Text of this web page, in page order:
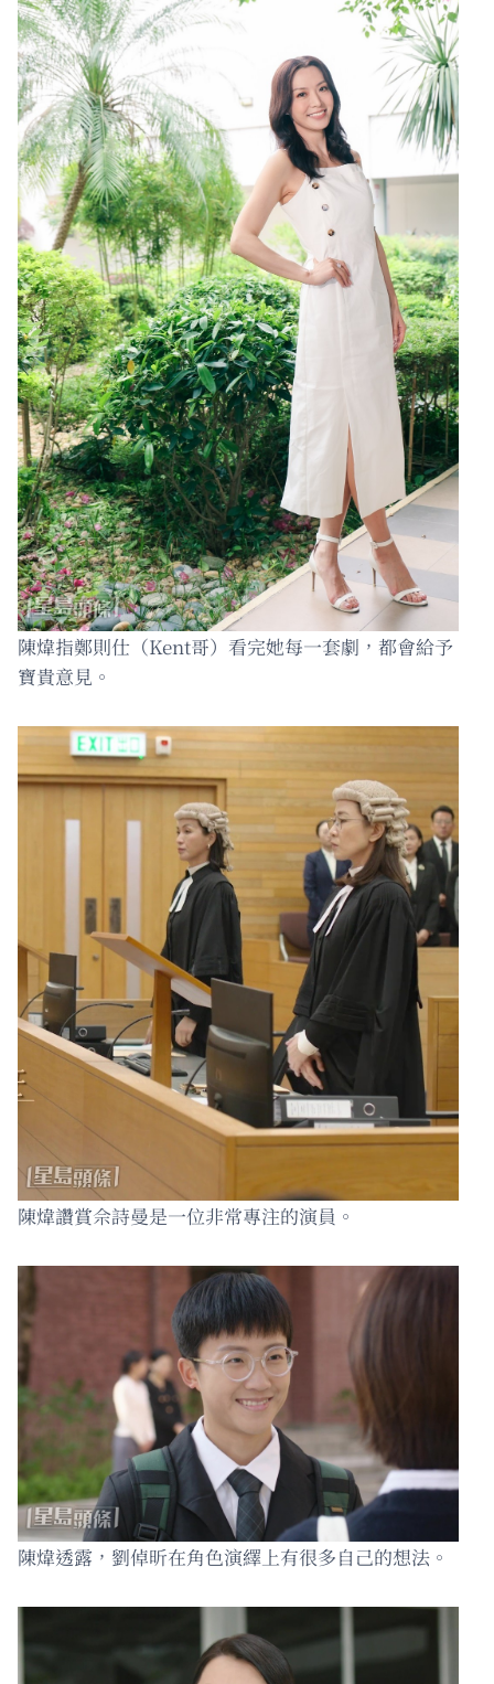
陳煒指鄭則仕（Kent哥）看完她每一套劇，都會給予
寶貴意見。
陳煒讚賞佘詩曼是一位非常專注的演員。
陳煒透露，劉倬昕在角色演繹上有很多自己的想法。